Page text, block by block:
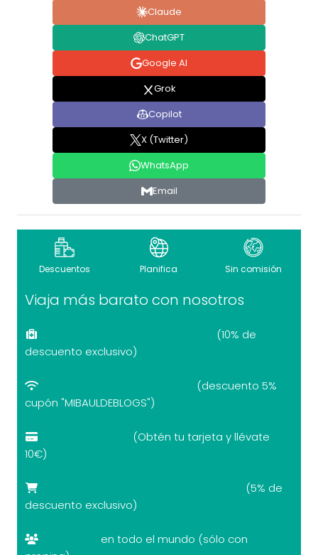
Claude
ChatGPT
Google AI
Grok
Copilot
X (Twitter)
WhatsApp
Email
Descuentos Planifica Sin comisión
Viaja más barato con nosotros
(10% de
descuento exclusivo)
(descuento 5%
cupón "MIBAULDEBLOGS")
(Obtén tu tarjeta y llévate
10€)
(5% de
descuento exclusivo)
en todo el mundo (sólo con